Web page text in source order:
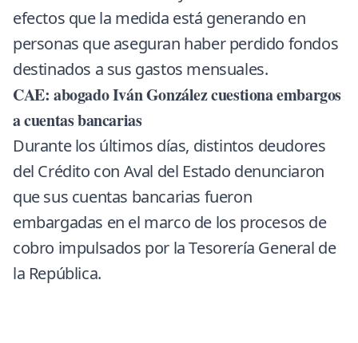
efectos que la medida está generando en
personas que aseguran haber perdido fondos
destinados a sus gastos mensuales.
CAE: abogado Iván González cuestiona embargos
a cuentas bancarias
Durante los últimos días, distintos deudores
del Crédito con Aval del Estado denunciaron
que sus cuentas bancarias fueron
embargadas en el marco de los procesos de
cobro impulsados por la Tesorería General de
la República.